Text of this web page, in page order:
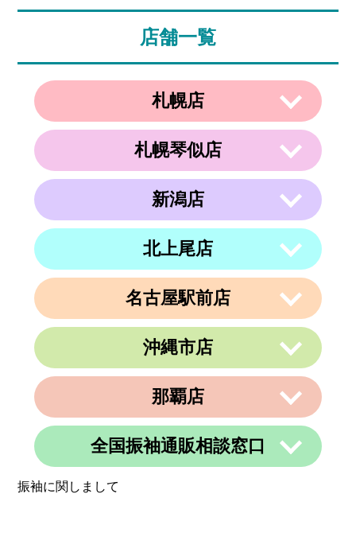
店舗一覧
札幌店
〒003-0002
北海道札幌市白石区東札幌２条２丁目４
午前10時～午後19時
札幌琴似店
〒063-0811
北海道札幌市西区琴似１条５丁目４−１
午前10時～午後19時
新潟店
〒950-0962
025-288-5593
営業時間 午前9時～午後6時
不定休
北上尾店
〒362-0015
埼玉県上尾市緑丘3-3-11-2 PAPA上尾シ
048-729-7688
午前10時～午後19時
名古屋駅前店
〒450-0002
愛知県名古屋市中村区名駅3丁目9番14
名古屋東アーバンビル6F
電話番号 052-990-4694
不定休
沖縄市店
〒904-0034
電話番号 080-8565-3818
定休日 不定休
那覇店
〒902-0069
電話番号 098-884-6600
全国振袖通販相談窓口
営業時間 24時間
振袖に関しまして